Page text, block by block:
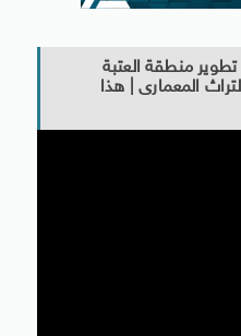
منطقة العتبة
التراث المعمارى | هذا